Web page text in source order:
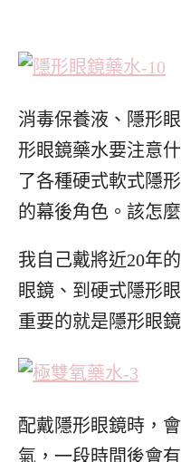
消毒保養液、隱形
形眼鏡藥水要注意
了各種硬式軟式隱
的幕後角色。該怎
我自己戴將近20年
眼鏡、到硬式隱形
重要的就是隱形眼
配戴隱形眼鏡時，
氣，一段時間後會